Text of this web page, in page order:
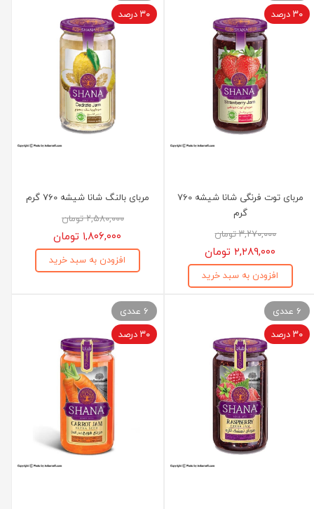
مربای توت فرنگی شانا شیشه 760
گرم
۳,۲۷۰,۰۰۰ تومان
۲,۲۸۹,۰۰۰ تومان
افزودن به سبد خرید
۳۰ درصد
مربای بالنگ شانا شیشه 760 گرم
۲,۵۸۰,۰۰۰ تومان
۱,۸۰۶,۰۰۰ تومان
افزودن به سبد خرید
۳۰ درصد
6 عددی
۳۰ درصد
6 عددی
۳۰ درصد